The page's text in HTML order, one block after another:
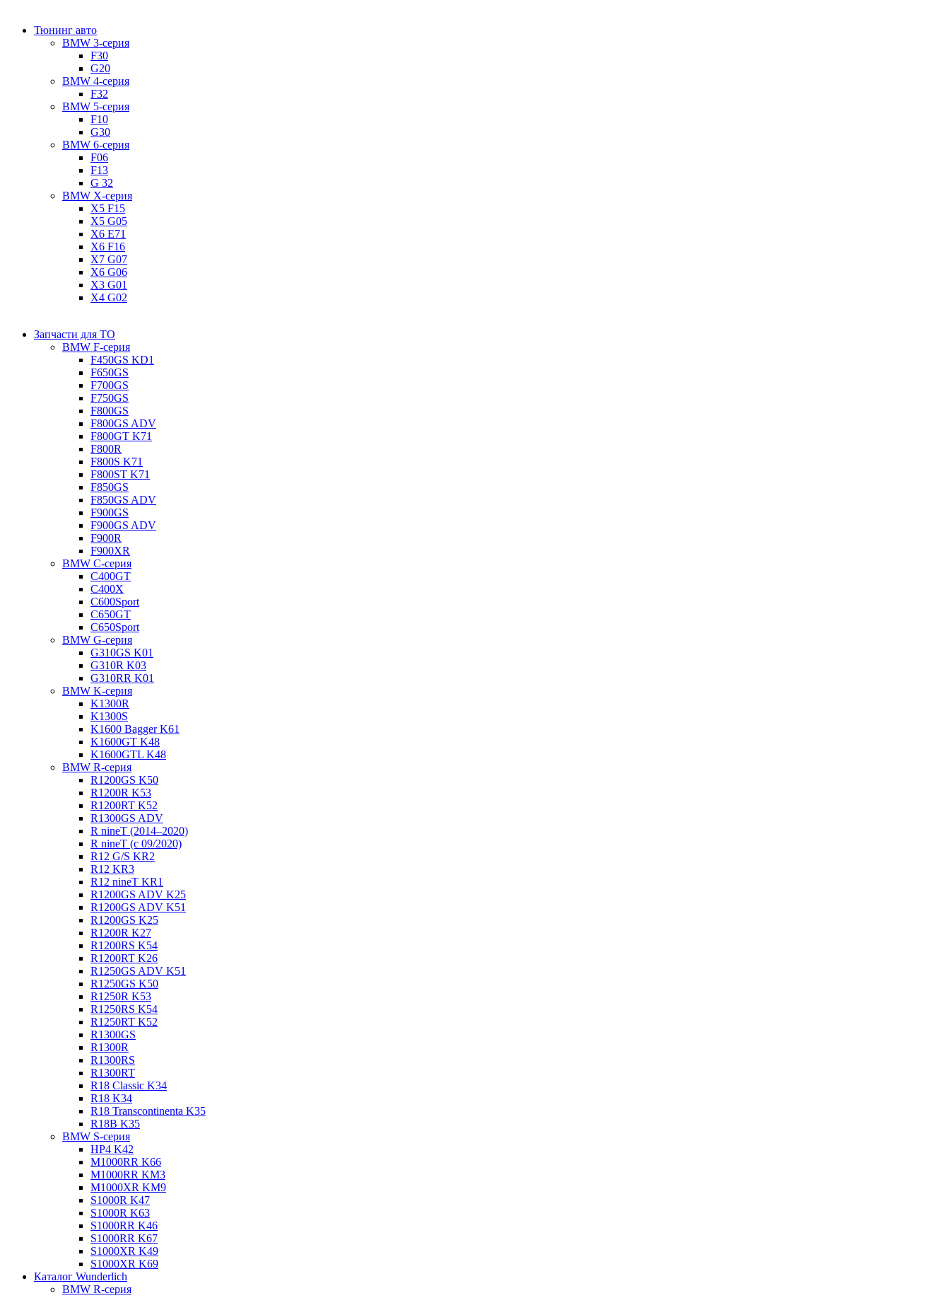
Тюнинг авто
BMW 3-серия
F30
G20
BMW 4-серия
F32
BMW 5-серия
F10
G30
BMW 6-серия
F06
F13
G 32
BMW X-серия
X5 F15
X5 G05
X6 E71
X6 F16
X7 G07
X6 G06
X3 G01
X4 G02
Запчасти для ТО
BMW F-серия
F450GS KD1
F650GS
F700GS
F750GS
F800GS
F800GS ADV
F800GT K71
F800R
F800S K71
F800ST K71
F850GS
F850GS ADV
F900GS
F900GS ADV
F900R
F900XR
BMW C-серия
C400GT
C400X
C600Sport
C650GT
C650Sport
BMW G-серия
G310GS K01
G310R K03
G310RR K01
BMW K-серия
K1300R
K1300S
K1600 Bagger K61
K1600GT K48
K1600GTL K48
BMW R-серия
R1200GS K50
R1200R K53
R1200RT K52
R1300GS ADV
R nineT (2014–2020)
R nineT (с 09/2020)
R12 G/S KR2
R12 KR3
R12 nineT KR1
R1200GS ADV K25
R1200GS ADV K51
R1200GS K25
R1200R K27
R1200RS K54
R1200RT K26
R1250GS ADV K51
R1250GS K50
R1250R K53
R1250RS K54
R1250RT K52
R1300GS
R1300R
R1300RS
R1300RT
R18 Classic K34
R18 K34
R18 Transcontinenta K35
R18B K35
BMW S-серия
HP4 K42
M1000RR K66
M1000RR KM3
M1000XR KM9
S1000R K47
S1000R K63
S1000RR K46
S1000RR K67
S1000XR K49
S1000XR K69
Каталог Wunderlich
BMW R-серия